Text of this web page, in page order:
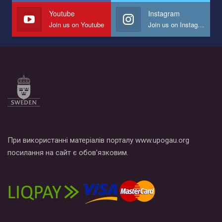
СОГИ в Украине.
Все, что вам нужно сделать - это зайти на наш канал YouTube
по этой ссылке и поставить лайк под видео.
Youtube
Join us on Youtube
Instagram
Join us on Instagram
При використанні матеріалів порталу www.upogau.org
посилання на сайт є обов’язковим.